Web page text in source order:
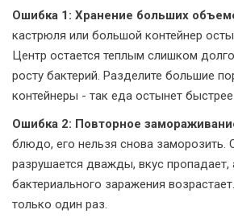
Ошибка 1: Хранение больших
кастрюля или большой контейнер
Центр остается теплым слишком
росту бактерий. Разделите большие
контейнеры - так еда остынет
Ошибка 2: Повторное
блюдо, его нельзя снова заморозить.
разрушается дважды, вкус пропадает,
бактериального заражения
только один раз.